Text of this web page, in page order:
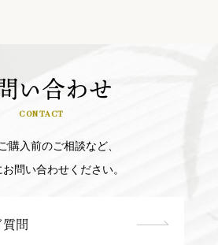
い合わせ
CONTACT
購入前のご相談など、
問い合わせください。
問